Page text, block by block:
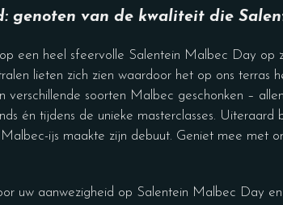
genoten van de kwaliteit die
een heel sfeervolle Salentein Malbec Day op
lieten zich zien waardoor het op ons terras
verschillende soorten Malbec geschonken –
én tijdens de unieke masterclasses.
ijs maakte zijn debuut. Geniet mee met
uw aanwezigheid op Salentein Malbec Day